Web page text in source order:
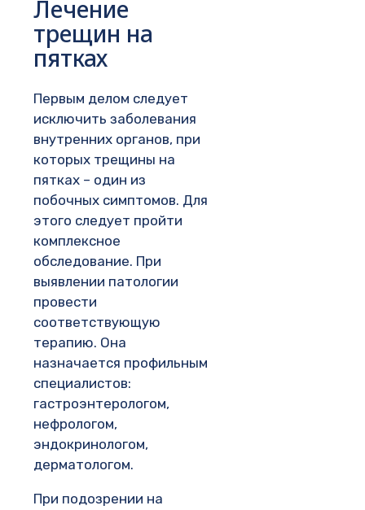
Лечение
трещин на
пятках
Первым делом следует
исключить заболевания
внутренних органов, при
которых трещины на
пятках – один из
побочных симптомов. Для
этого следует пройти
комплексное
обследование. При
выявлении патологии
провести
соответствующую
терапию. Она
назначается профильным
специалистов:
гастроэнтерологом,
нефрологом,
эндокринологом,
дерматологом.
При подозрении на